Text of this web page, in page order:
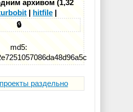
архивом (1,32
| hitfile |
🔒
md5:
раздельно